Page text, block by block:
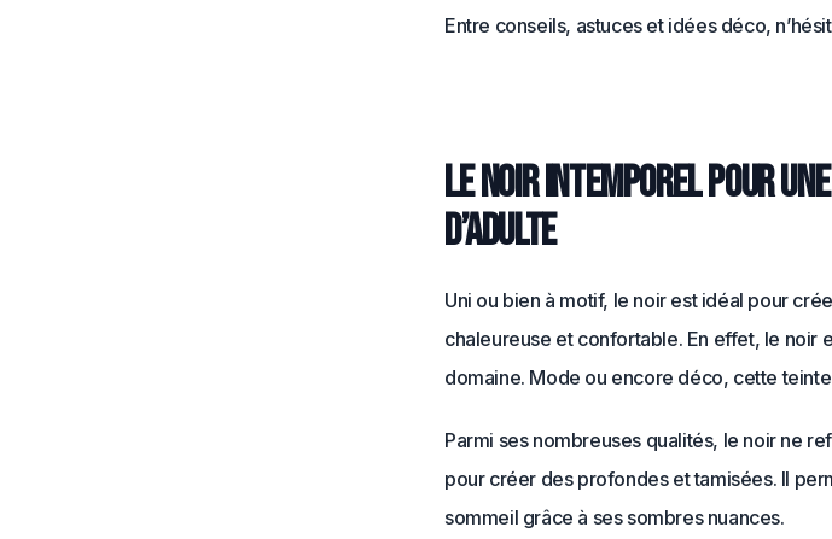
Entre conseils, astuces et idées déco,
Le noir intemporel pour
d’adulte
Uni ou bien à motif, le noir est idéal pour
chaleureuse et confortable. En effet, le noir
domaine. Mode ou encore déco, cette teinte
Parmi ses nombreuses qualités, le noir ne
pour créer des profondes et tamisées. Il
sommeil grâce à ses sombres nuances.